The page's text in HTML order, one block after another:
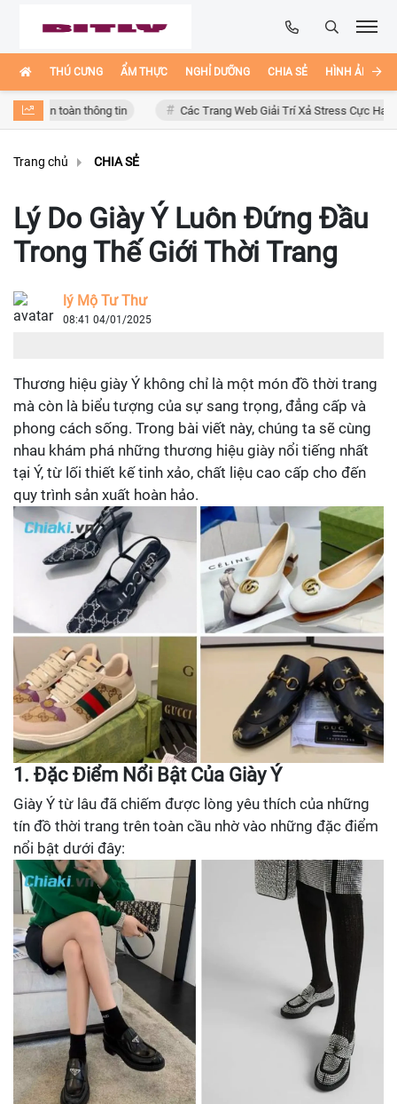
THÚ CƯNG ẨM THỰC NGHỈ DƯỠNG CHIA SẺ HÌNH ẢNH
toàn thông tin Các Trang Web Giải Trí Xả Stress Cực Hay Ho Trên
Trang chủ CHIA SẺ
Lý Do Giày Ý Luôn Đứng Đầu
Trong Thế Giới Thời Trang
lý Mộ Tư Thư
08:41 04/01/2025
Thương hiệu giày Ý không chỉ là một món đồ thời trang
mà còn là biểu tượng của sự sang trọng, đẳng cấp và
phong cách sống. Trong bài viết này, chúng ta sẽ cùng
nhau khám phá những thương hiệu giày nổi tiếng nhất
tại Ý, từ lối thiết kế tinh xảo, chất liệu cao cấp cho đến
quy trình sản xuất hoàn hảo.
1. Đặc Điểm Nổi Bật Của Giày Ý
Giày Ý từ lâu đã chiếm được lòng yêu thích của những
tín đồ thời trang trên toàn cầu nhờ vào những đặc điểm
nổi bật dưới đây: